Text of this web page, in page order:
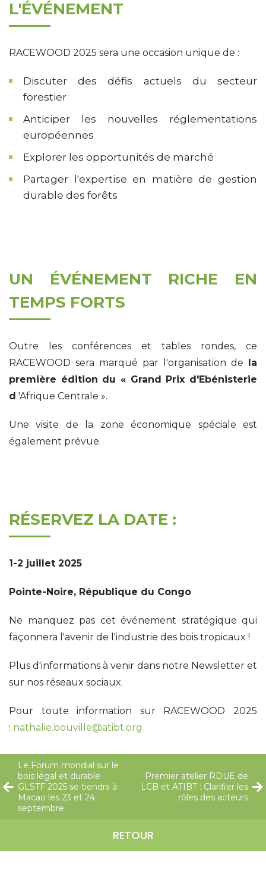
L'ÉVÉNEMENT
RACEWOOD 2025 sera une occasion unique de :
Discuter des défis actuels du secteur
forestier
Anticiper les nouvelles réglementations
européennes
Explorer les opportunités de marché
Partager l'expertise en matière de gestion
durable des forêts
UN ÉVÉNEMENT RICHE EN
TEMPS FORTS
Outre les conférences et tables rondes, ce
RACEWOOD sera marqué par l'organisation de la
première édition du « Grand Prix d'Ebénisterie
d 'Afrique Centrale ».
Une visite de la zone économique spéciale est
également prévue.
RÉSERVEZ LA DATE :
1-2 juillet 2025
Pointe-Noire, République du Congo
Ne manquez pas cet événement stratégique qui
façonnera l'avenir de l'industrie des bois tropicaux !
Plus d'informations à venir dans notre Newsletter et
sur nos réseaux sociaux.
Pour toute information sur RACEWOOD 2025
: nathalie.bouville@atibt.org
Le Forum mondial sur le
bois légal et durable
GLSTF 2025 se tiendra à
Macao les 23 et 24
septembre
RETOUR
Premier atelier RDUE de
LCB et ATIBT : Clarifier les
rôles des acteurs